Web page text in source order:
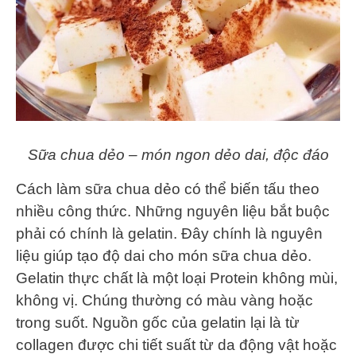
Sữa chua dẻo – món ngon dẻo dai, độc đáo
Cách làm sữa chua dẻo có thể biến tấu theo
nhiều công thức. Những nguyên liệu bắt buộc
phải có chính là gelatin. Đây chính là nguyên
liệu giúp tạo độ dai cho món sữa chua dẻo.
Gelatin thực chất là một loại Protein không mùi,
không vị. Chúng thường có màu vàng hoặc
trong suốt. Nguồn gốc của gelatin lại là từ
collagen được chi tiết suất từ da động vật hoặc